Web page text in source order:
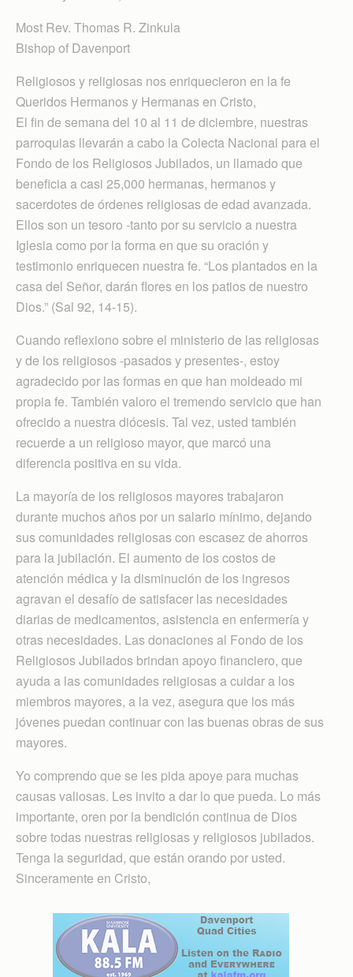
Most Rev. Thomas R. Zinkula
Bishop of Davenport
Religiosos y religiosas nos enriquecieron en la fe
Queridos Hermanos y Hermanas en Cristo,
El fin de semana del 10 al 11 de diciembre, nuestras
parroquias llevarán a cabo la Colecta Nacional para el
Fondo de los Religiosos Jubilados, un llamado que
beneficia a casi 25,000 hermanas, hermanos y
sacerdotes de órdenes religiosas de edad avanzada.
Ellos son un tesoro -tanto por su servicio a nuestra
Iglesia como por la forma en que su oración y
testimonio enriquecen nuestra fe. “Los plantados en la
casa del Señor, darán flores en los patios de nuestro
Dios.” (Sal 92, 14-15).
Cuando reflexiono sobre el ministerio de las religiosas
y de los religiosos -pasados ​​​​y presentes-, estoy
agradecido por las formas en que han moldeado mi
propia fe. También valoro el tremendo servicio que han
ofrecido a nuestra diócesis. Tal vez, usted también
recuerde a un religioso mayor, que marcó una
diferencia positiva en su vida.
La mayoría de los religiosos mayores trabajaron
durante muchos años por un salario mínimo, dejando
sus comunidades religiosas con escasez de ahorros
para la jubilación. El aumento de los costos de
atención médica y la disminución de los ingresos
agravan el desafío de satisfacer las necesidades
diarias de medicamentos, asistencia en enfermería y
otras necesidades. Las donaciones al Fondo de los
Religiosos Jubilados brindan apoyo financiero, que
ayuda a las comunidades religiosas a cuidar a los
miembros mayores, a la vez, asegura que los más
jóvenes puedan continuar con las buenas obras de sus
mayores.
Yo comprendo que se les pida apoye para muchas
causas valiosas. Les invito a dar lo que pueda. Lo más
importante, oren por la bendición continua de Dios
sobre todas nuestras religiosas y religiosos jubilados.
Tenga la seguridad, que están orando por usted.
Sinceramente en Cristo,